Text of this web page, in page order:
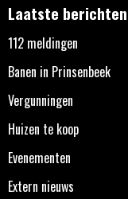
Laatste berichten
112 meldingen
Banen in Prinsenbeek
Vergunningen
Huizen te koop
Evenementen
Extern nieuws